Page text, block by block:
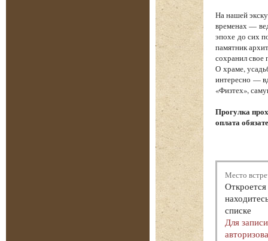
На нашей
временах —
эпохе до сих
памятник
сохранил свое
О храме,
интересно —
«Физтех»,
Прогулка
оплата
Место
списке
Для